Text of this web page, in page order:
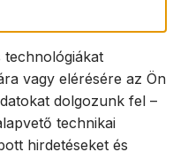
technológiákat
vagy elérésére az Ön
dolgozunk fel –
technikai
hirdetéseket és